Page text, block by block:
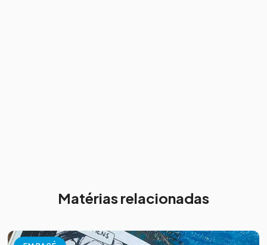
Matérias relacionadas